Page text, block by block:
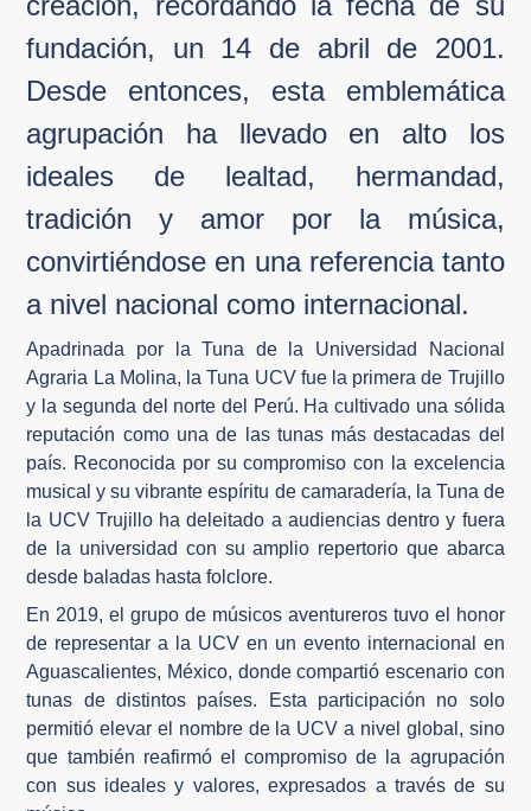
fundación, un 14 de abril de 2001.
Desde entonces, esta emblemática
agrupación ha llevado en alto los
ideales de lealtad, hermandad,
tradición y amor por la música,
convirtiéndose en una referencia tanto
a nivel nacional como internacional.
Apadrinada por la Tuna de la Universidad Nacional
Agraria La Molina, la Tuna UCV fue la primera de Trujillo
y la segunda del norte del Perú. Ha cultivado una sólida
reputación como una de las tunas más destacadas del
país. Reconocida por su compromiso con la excelencia
musical y su vibrante espíritu de camaradería, la Tuna de
la UCV Trujillo ha deleitado a audiencias dentro y fuera
de la universidad con su amplio repertorio que abarca
desde baladas hasta folclore.
En 2019, el grupo de músicos aventureros tuvo el honor
de representar a la UCV en un evento internacional en
Aguascalientes, México, donde compartió escenario con
tunas de distintos países. Esta participación no solo
permitió elevar el nombre de la UCV a nivel global, sino
que también reafirmó el compromiso de la agrupación
con sus ideales y valores, expresados a través de su